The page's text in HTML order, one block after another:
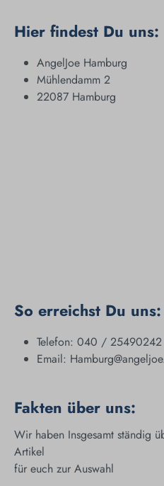
Hier findest Du uns:
AngelJoe Hamburg
Mühlendamm 2
22087 Hamburg
So erreichst Du uns:
Telefon: 040 / 25490242
Email:
Fakten über uns:
Wir haben Insgesamt ständig
Artikel
für euch zur Auswahl